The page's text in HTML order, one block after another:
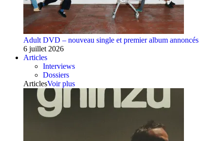
Adult DVD – nouveau single et premier album annoncés
6 juillet 2026
Articles
Interviews
Dossiers
ArticlesVoir plus